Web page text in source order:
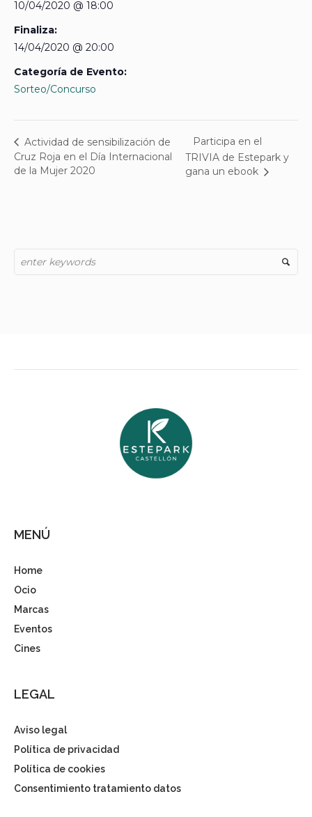
10/04/2020 @ 18:00
Finaliza:
14/04/2020 @ 20:00
Categoría de Evento:
Sorteo/Concurso
Actividad de sensibilización de
Cruz Roja en el Día Internacional
de la Mujer 2020
Participa en el
TRIVIA de Estepark y
gana un ebook
MENÚ
Home
Ocio
Marcas
Eventos
Cines
LEGAL
Aviso legal
Política de privacidad
Política de cookies
Consentimiento tratamiento datos